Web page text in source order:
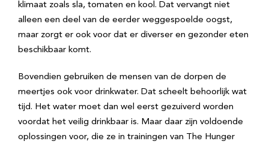
klimaat zoals sla, tomaten en kool. Dat vervangt niet
alleen een deel van de eerder weggespoelde oogst,
maar zorgt er ook voor dat er diverser en gezonder eten
beschikbaar komt.
Bovendien gebruiken de mensen van de dorpen de
meertjes ook voor drinkwater. Dat scheelt behoorlijk wat
tijd. Het water moet dan wel eerst gezuiverd worden
voordat het veilig drinkbaar is. Maar daar zijn voldoende
oplossingen voor, die ze in trainingen van The Hunger